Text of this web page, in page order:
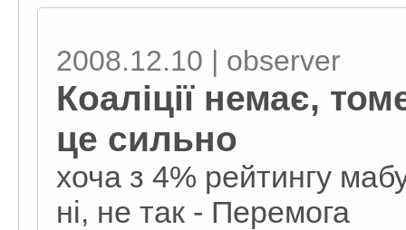
2008.12.10 | observеr
Коаліції немає,
це сильно
хоча з 4% рейтингу
ні, не так - Перемога